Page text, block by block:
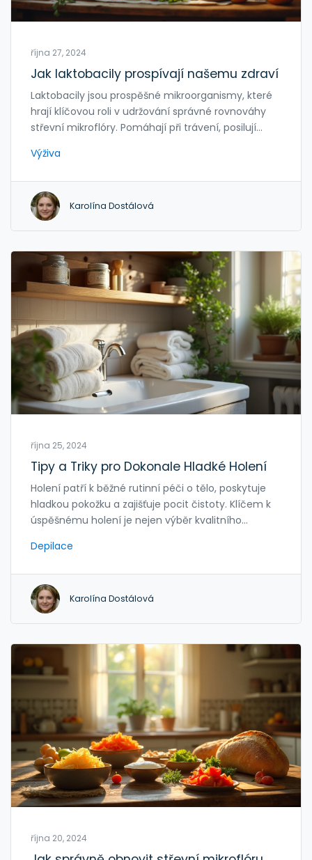
října 27, 2024
Jak laktobacily prospívají našemu zdraví
Laktobacily jsou prospěšné mikroorganismy, které
hrají klíčovou roli v udržování správné rovnováhy
střevní mikroflóry. Pomáhají při trávení, posilují
vliv na duševní zdraví. Tento článek se zaměřuje na
jakých zdravotních problémech mohou být
užitečné. Také se dozvíte, jak je zahrnout do svého
každodenního jídelníčku pro lepší pohodu.
Výživa
Karolína Dostálová
října 25, 2024
Tipy a Triky pro Dokonale Hladké Holení
Holení patří k běžné rutinní péči o tělo, poskytuje
hladkou pokožku a zajišťuje pocit čistoty. Klíčem k
úspěšnému holení je nejen výběr kvalitního
technika a péče o pokožku před a po holení. Výběr
podráždění. Tento článek nabízí řadu praktických
tipů, jak dosáhnout co možná nejlepšího výsledku
při holení.
Depilace
Karolína Dostálová
října 20, 2024